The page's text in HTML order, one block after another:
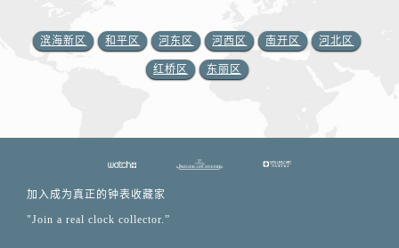
滨海新区 和平区 河东区 河西区 南开区 河北区
红桥区 东丽区
加入成为真正的钟表收藏家
"Join a real clock collector.”